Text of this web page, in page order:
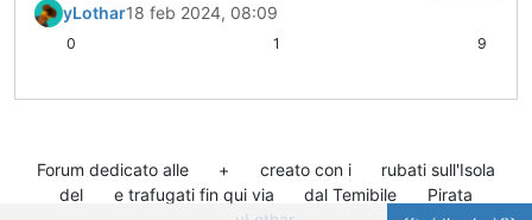
yLothar18 feb 2024, 08:09
0 1 9
Forum dedicato alle + creato con i
rubati sull'Isola
del
e trafugati fin qui via dal Temibile
Pirata